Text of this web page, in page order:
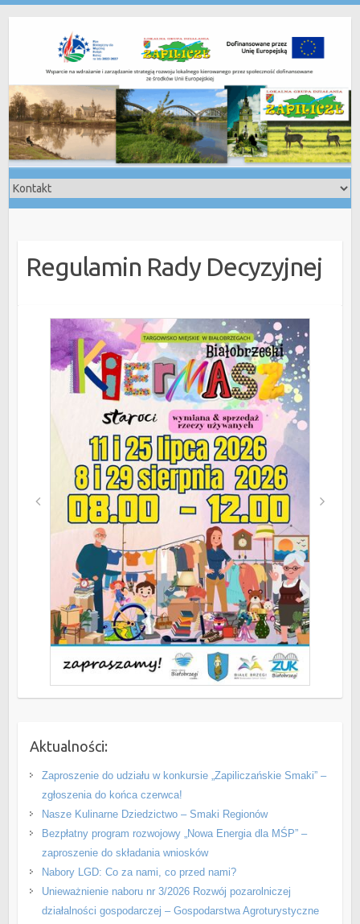
Regulamin Rady Decyzyjnej
Aktualności:
Zaproszenie do udziału w konkursie „Zapiliczańskie Smaki” –
zgłoszenia do końca czerwca!
Nasze Kulinarne Dziedzictwo – Smaki Regionów
Bezpłatny program rozwojowy „Nowa Energia dla MŚP” –
zaproszenie do składania wniosków
Nabory LGD: Co za nami, co przed nami?
Unieważnienie naboru nr 3/2026 Rozwój pozarolniczej
działalności gospodarczej – Gospodarstwa Agroturystyczne